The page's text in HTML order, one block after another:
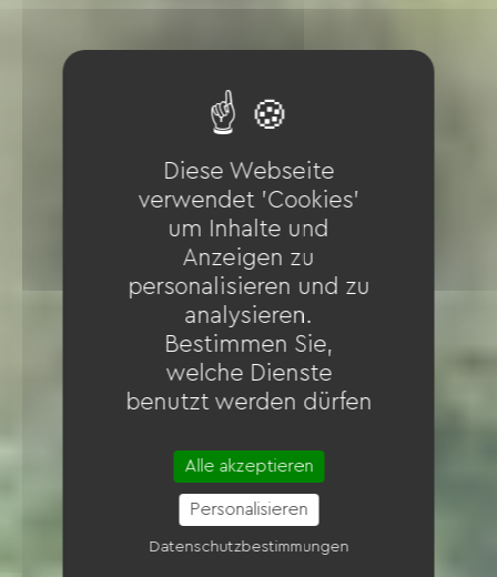
Diese Webseite
verwendet 'Cookies'
um Inhalte und
Anzeigen zu
personalisieren und zu
analysieren.
Bestimmen Sie,
welche Dienste
benutzt werden dürfen
Alle akzeptieren
Personalisieren
Datenschutzbestimmungen